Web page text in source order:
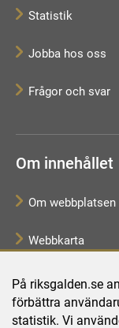
På riksgalden.se
förbättra
statistik. Vi
Statistik
Jobba hos oss
Frågor och svar
Om innehållet
Om webbplatsen
Webbkarta
Behandling av